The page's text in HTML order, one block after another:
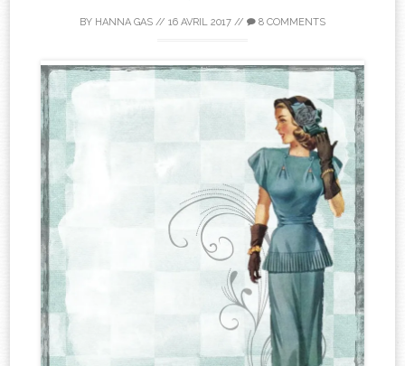
BY HANNA GAS // 16 AVRIL 2017 // 8 COMMENTS